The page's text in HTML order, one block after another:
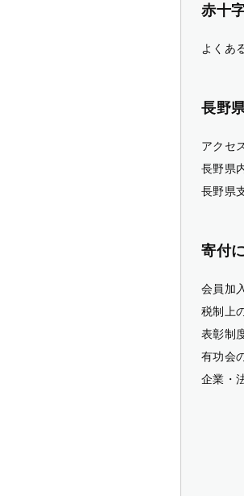
赤十
よくあ
長野
アクセ
長野県
長野県
寄付
会員加
税制上
表彰制
有功会
企業・